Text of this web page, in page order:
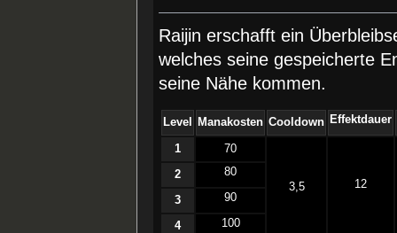
Raijin erschafft ein
welches seine gespeicherte
seine Nähe kommen.
Level Manakosten Cooldown Effektdauer
1 70
3,5 12
2 80
3 90
4 100